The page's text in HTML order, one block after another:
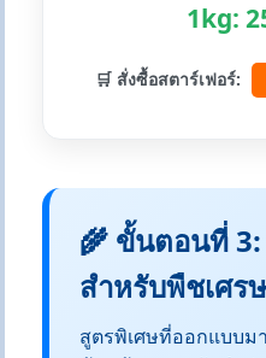
1kg:
🛒 สั่งซื้อสตาร์เฟอร์:
🌾 ขั้นตอนที่ 3:
สำหรับพืชเศร
สูตรพิเศษที่ออกแบบม